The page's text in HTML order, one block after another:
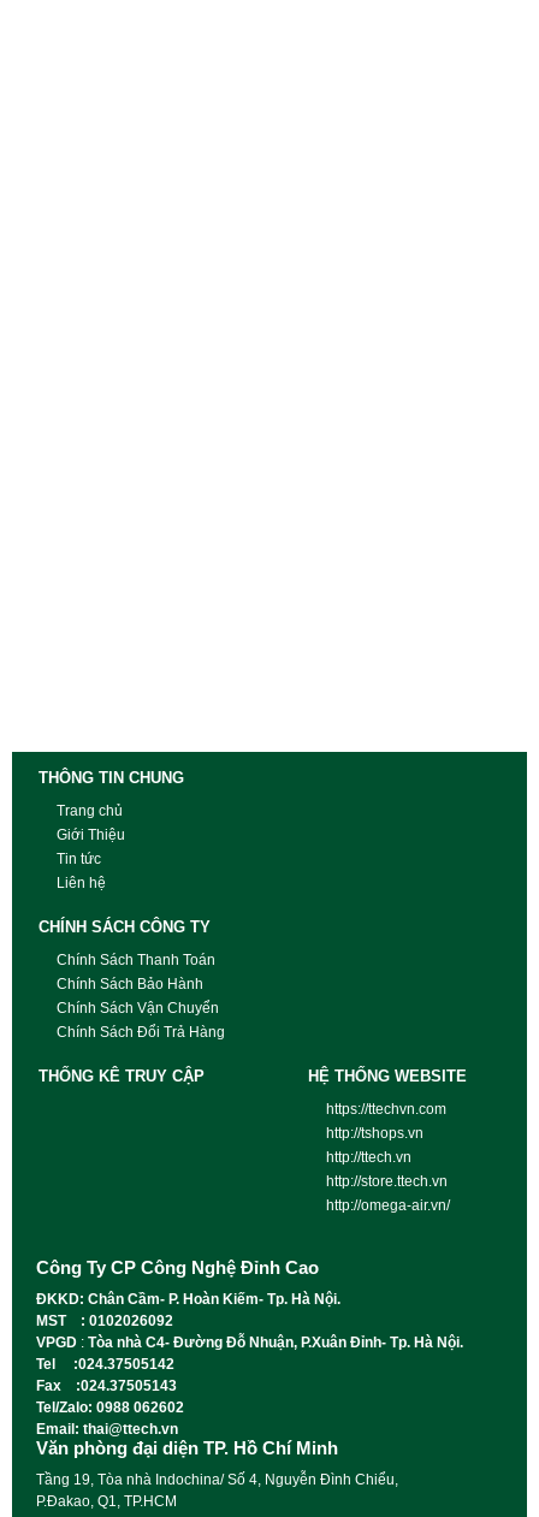
THÔNG TIN CHUNG
Trang chủ
Giới Thiệu
Tin tức
Liên hệ
CHÍNH SÁCH CÔNG TY
Chính Sách Thanh Toán
Chính Sách Bảo Hành
Chính Sách Vận Chuyển
Chính Sách Đổi Trả Hàng
THỐNG KÊ TRUY CẬP HỆ THỐNG WEBSITE
https://ttechvn.com
http://tshops.vn
http://ttech.vn
http://store.ttech.vn
http://omega-air.vn/
Công Ty CP Công Nghệ Đỉnh Cao
ĐKKD: Chân Cầm- P. Hoàn Kiếm- Tp. Hà Nội.
MST : 0102026092
VPGD : Tòa nhà C4- Đường Đỗ Nhuận, P.Xuân Đỉnh- Tp. Hà Nội.
Tel :024.37505142
Fax :024.37505143
Tel/Zalo: 0988 062602
Email: thai@ttech.vn
Văn phòng đại diện TP. Hồ Chí Minh
Tầng 19, Tòa nhà Indochina/ Số 4, Nguyễn Đình Chiểu,
P.Đakao, Q1, TP.HCM